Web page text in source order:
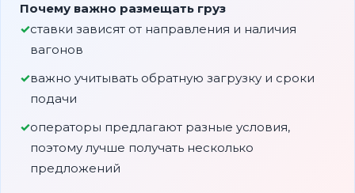
Почему важно размещать груз
ставки зависят от направления и наличия
вагонов
важно учитывать обратную загрузку и сроки
подачи
операторы предлагают разные условия,
поэтому лучше получать несколько
предложений